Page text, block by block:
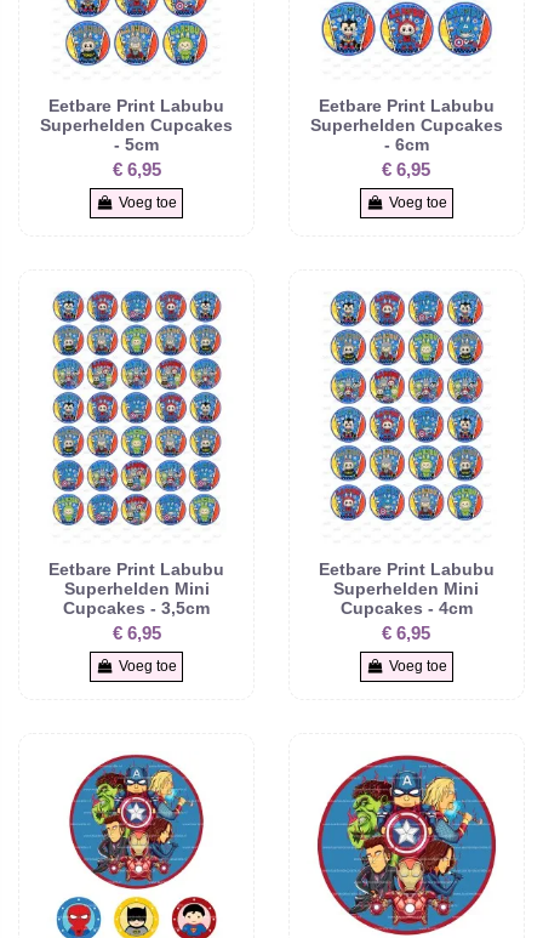
Eetbare Print Labubu
Superhelden Cupcakes
- 5cm
€ 6,95
Voeg toe
Eetbare Print Labubu
Superhelden Cupcakes
- 6cm
€ 6,95
Voeg toe
Eetbare Print Labubu
Superhelden Mini
Cupcakes - 3,5cm
€ 6,95
Voeg toe
Eetbare Print Labubu
Superhelden Mini
Cupcakes - 4cm
€ 6,95
Voeg toe